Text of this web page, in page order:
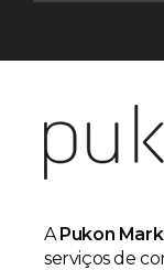
APukon
serviços de